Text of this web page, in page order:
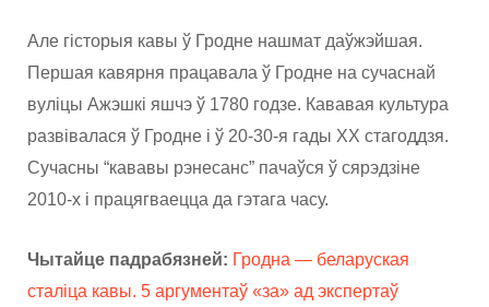
Але гісторыя кавы ў Гродне нашмат даўжэйшая.
Першая кавярня працавала ў Гродне на сучаснай
вуліцы Ажэшкі яшчэ ў 1780 годзе. Кававая культура
развівалася ў Гродне і ў 20-30-я гады XX стагоддзя.
Сучасны “кававы рэнесанс” пачаўся ў сярэдзіне
2010-х і працягваецца да гэтага часу.
Чытайце падрабязней: Гродна — беларуская
сталіца кавы. 5 аргументаў «за» ад экспертаў